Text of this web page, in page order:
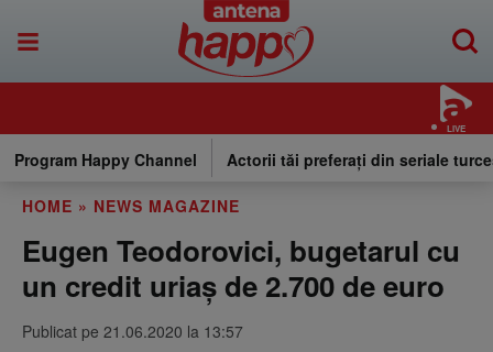
LIVE
Program Happy Channel Actorii tăi preferați din seriale
HOME » NEWS MAGAZINE
Eugen Teodorovici, bugetarul cu
un credit uriaş de 2.700 de euro
Publicat pe 21.06.2020 la 13:57